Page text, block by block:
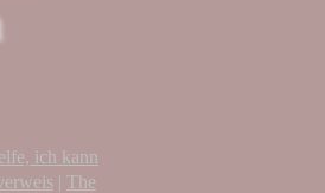
ich kann
| The